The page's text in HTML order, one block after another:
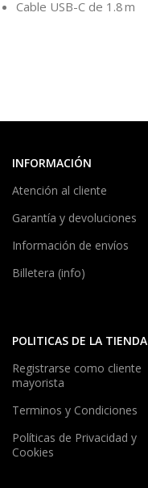
Cable USB-C de 1.8 m
INFORMACIÓN
Atención al cliente
Garantía y devoluciones
Información de envíos
Billetera (info)
POLITICAS DE LA TIENDA
Registrarse como cliente
mayorista
Terminos y Condiciones
Políticas de Privacidad y
Cookies